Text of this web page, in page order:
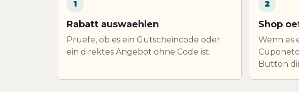
1
Rabatt auswaehlen
Pruefe, ob es ein Gutscheincode oder
ein direktes Angebot ohne Code ist.
2
Shop
Wenn es
Button